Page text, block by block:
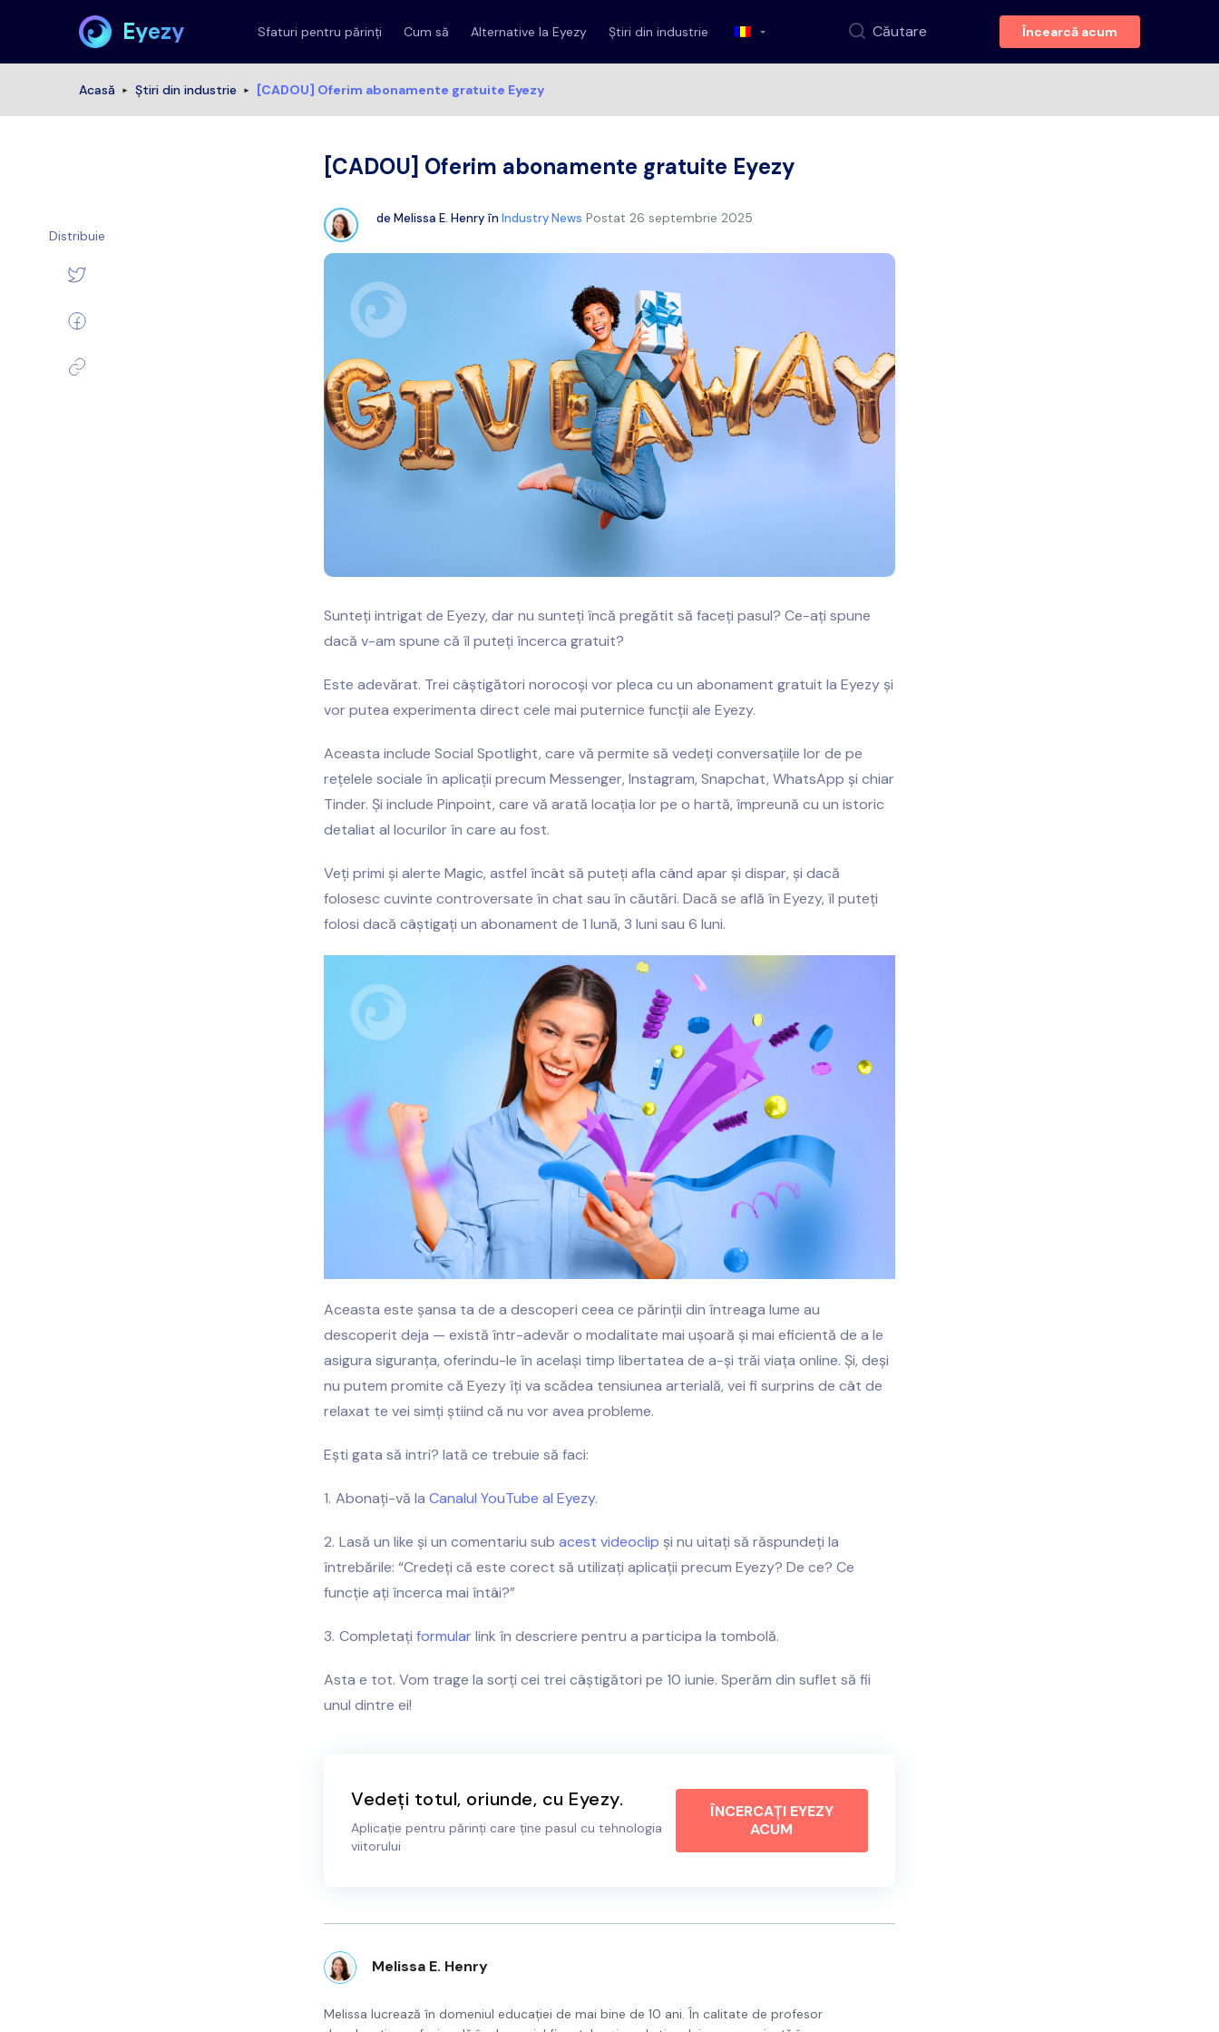
Eyezy Sfaturi pentru părinți Cum să Alternative la Eyezy Știri din industrie Căutare Încearcă acum
Acasă Știri din industrie [CADOU] Oferim abonamente gratuite Eyezy
[CADOU] Oferim abonamente gratuite Eyezy
de Melissa E. Henry în Industry News Postat 26 septembrie 2025
Sunteți intrigat de Eyezy, dar nu sunteți încă pregătit să faceți pasul? Ce-ați spune
dacă v-am spune că îl puteți încerca gratuit?
Este adevărat. Trei câștigători norocoși vor pleca cu un abonament gratuit la Eyezy și
vor putea experimenta direct cele mai puternice funcții ale Eyezy.
Aceasta include Social Spotlight, care vă permite să vedeți conversațiile lor de pe
rețelele sociale în aplicații precum Messenger, Instagram, Snapchat, WhatsApp și chiar
Tinder. Și include Pinpoint, care vă arată locația lor pe o hartă, împreună cu un istoric
detaliat al locurilor în care au fost.
Veți primi și alerte Magic, astfel încât să puteți afla când apar și dispar, și dacă
folosesc cuvinte controversate în chat sau în căutări. Dacă se află în Eyezy, îl puteți
folosi dacă câștigați un abonament de 1 lună, 3 luni sau 6 luni.
Aceasta este șansa ta de a descoperi ceea ce părinții din întreaga lume au
descoperit deja — există într-adevăr o modalitate mai ușoară și mai eficientă de a le
asigura siguranța, oferindu-le în același timp libertatea de a-și trăi viața online. Și, deși
nu putem promite că Eyezy îți va scădea tensiunea arterială, vei fi surprins de cât de
relaxat te vei simți știind că nu vor avea probleme.
Ești gata să intri? Iată ce trebuie să faci:
Abonați-vă la Canalul YouTube al Eyezy.
Lasă un like și un comentariu sub acest videoclip și nu uitați să răspundeți la
întrebările: “Credeți că este corect să utilizați aplicații precum Eyezy? De ce? Ce
funcție ați încerca mai întâi?”
Completați formularlink în descriere pentru a participa la tombolă.
Asta e tot. Vom trage la sorți cei trei câștigători pe 10 iunie. Sperăm din suflet să fii
unul dintre ei!
Vedeți totul, oriunde, cu Eyezy.
Aplicație pentru părinți care ține pasul cu tehnologia
viitorului
ÎNCERCAȚI EYEZY
ACUM
Distribuie
Melissa E. Henry
Melissa lucrează în domeniul educației de mai bine de 10 ani. În calitate de profesor